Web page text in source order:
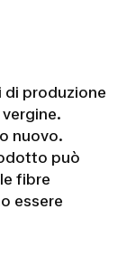
di produzione
nuovo.
può
fibre
essere